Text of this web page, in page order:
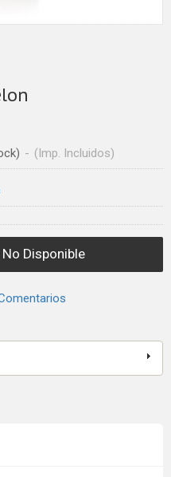
- (Imp. Incluidos)
No Disponible